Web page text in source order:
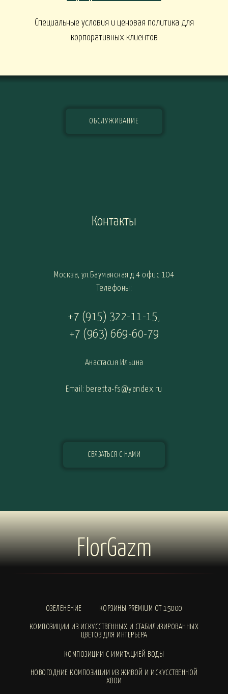
Специальные условия и ценовая политика для
корпоративных клиентов
ОБСЛУЖИВАНИЕ
Контакты
Москва, ул.Бауманская д.4 офис 104
Телефоны:
+7 (915) 322-11-15,
+7 (963) 669-60-79
Анастасия Ильина
Email: beretta-fs@yandex.ru
СВЯЗАТЬСЯ С НАМИ
FlorGazm
ОЗЕЛЕНЕНИЕ КОРЗИНЫ PREMIUM ОТ 15000
КОМПОЗИЦИИ ИЗ ИСКУССТВЕННЫХ И СТАБИЛИЗИРОВАННЫХ
ЦВЕТОВ ДЛЯ ИНТЕРЬЕРА
КОМПОЗИЦИИ С ИМИТАЦИЕЙ ВОДЫ
НОВОГОДНИЕ КОМПОЗИЦИИ ИЗ ЖИВОЙ И ИСКУССТВЕННОЙ
ХВОИ